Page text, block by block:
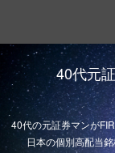
40代元
40代の元証券マンが
日本の個別高配当